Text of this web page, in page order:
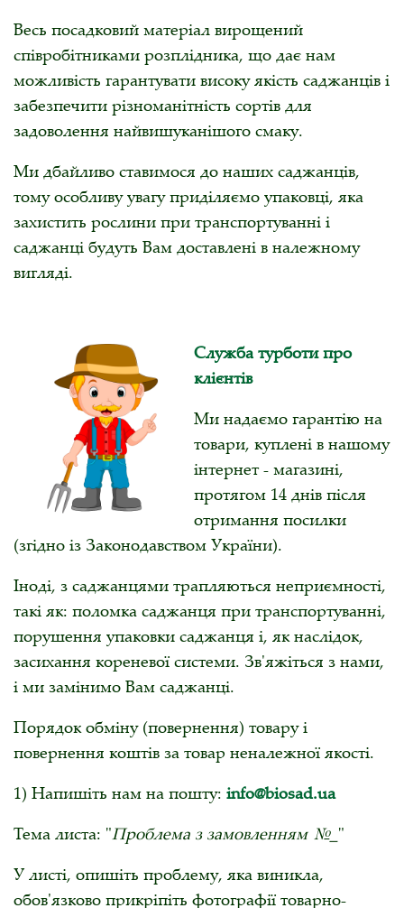
Весь посадковий матеріал вирощений
співробітниками розплідника, що дає нам
можливість гарантувати високу якість саджанців і
забезпечити різноманітність сортів для
задоволення найвишуканішого смаку.
Ми дбайливо ​​ставимося до наших саджанців,
тому особливу увагу приділяємо упаковці, яка
захистить рослини при транспортуванні і
саджанці будуть Вам доставлені в належному
вигляді.
Служба турботи про
клієнтів
Ми надаємо гарантію на
товари, куплені в нашому
інтернет - магазині,
протягом 14 днів після
отримання посилки
(згідно із Законодавством України).
Іноді, з саджанцями трапляються неприємності,
такі як: поломка саджанця при транспортуванні,
порушення упаковки саджанця і, як наслідок,
засихання кореневої системи. Зв'яжіться з нами,
і ми замінимо Вам саджанці.
Порядок обміну (повернення) товару і
повернення коштів за товар неналежної якості.
1) Напишіть нам на пошту: info@biosad.ua
Тема листа: "Проблема з замовленням №_ "
У листі, опишіть проблему, яка виникла,
обов'язково прикріпіть фотографії товарно-